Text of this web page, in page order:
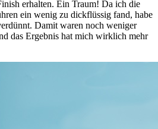
erhalten. Ein Traum! Da ich die
ein wenig zu dickflüssig fand, habe
Damit waren noch weniger
das Ergebnis hat mich wirklich mehr